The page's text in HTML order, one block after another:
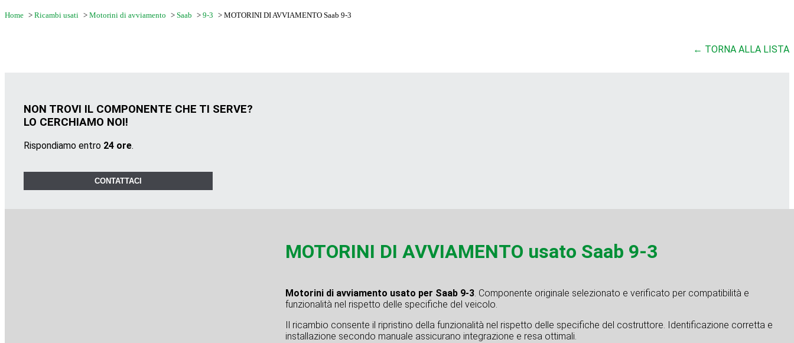
Home > Ricambi usati > Motorini di avviamento > Saab > 9-3 > MOTORINI DI AVVIAMENTO Saab 9-3
← TORNA ALLA LISTA
NON TROVI IL COMPONENTE CHE TI SERVE?
LO CERCHIAMO NOI!
Rispondiamo entro 24 ore.
CONTATTACI
MOTORINI DI AVVIAMENTO usato Saab 9-3
Motorini di avviamento usato per Saab 9-3. Componente originale selezionato e verificato per compatibilità e
funzionalità nel rispetto delle specifiche del veicolo.
Il ricambio consente il ripristino della funzionalità nel rispetto delle specifiche del costruttore. Identificazione corretta e
installazione secondo manuale assicurano integrazione e resa ottimali.